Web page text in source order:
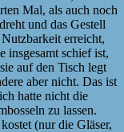
Mal, als auch noch
und das Gestell
erreicht,
insgesamt schief ist,
auf den Tisch legt
aber nicht. Das ist
hatte nicht die
zu lassen.
(nur die Gläser,